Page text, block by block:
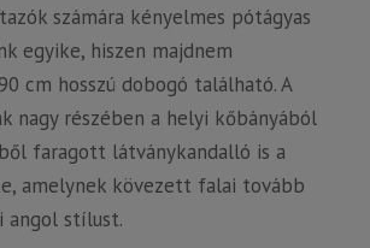
számára kényelmes pótágyas
egyike, hiszen majdnem
cm hosszú dobogó található. A
nagy részében a helyi kőbányából
faragott látványkandalló is a
amelynek kövezett falai tovább
angol stílust.